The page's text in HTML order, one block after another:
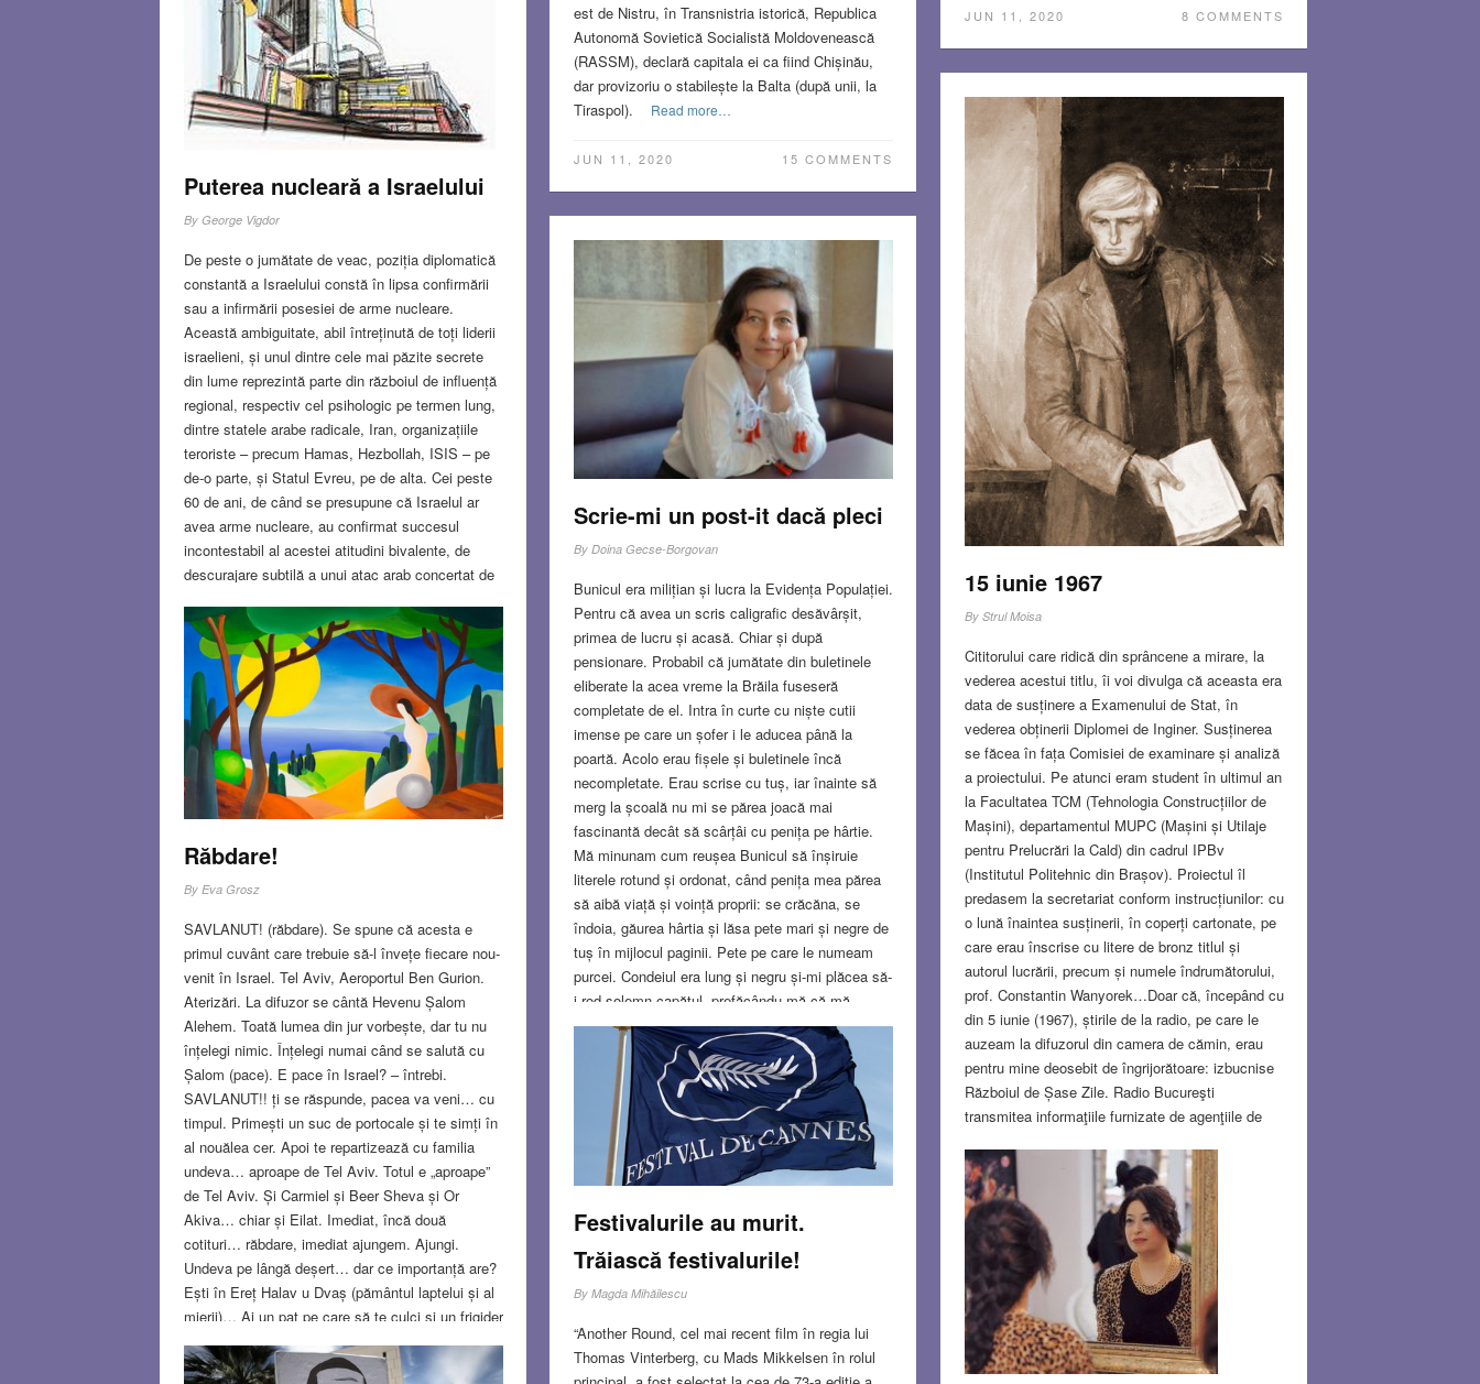
est de Nistru, în Transnistria istorică, Republica
Autonomă Sovietică Socialistă Moldovenească
(RASSM), declară capitala ei ca fiind Chișinău,
dar provizoriu o stabilește la Balta (după unii, la
Tiraspol).
Read more…
JUN 11, 2020 15 COMMENTS
JUN 11, 2020 8 COMMENTS
JUN 11, 2020
Puterea nucleară a Israelului
By George Vigdor
De peste o jumătate de veac, poziția diplomatică
constantă a Israelului constă în lipsa confirmării
sau a infirmării posesiei de arme nucleare.
Această ambiguitate, abil întreținută de toți liderii
israelieni, și unul dintre cele mai păzite secrete
din lume reprezintă parte din războiul de influență
regional, respectiv cel psihologic pe termen lung,
dintre statele arabe radicale, Iran, organizațiile
teroriste – precum Hamas, Hezbollah, ISIS – pe
de-o parte, și Statul Evreu, pe de alta. Cei peste
60 de ani, de când se presupune că Israelul ar
avea arme nucleare, au confirmat succesul
incontestabil al acestei atitudini bivalente, de
descurajare subtilă a unui atac arab concertat de
distrugere în masă, orchestrat de organizații
teroriste. Conform experților nucleari, Israelul
posedă la ora actuală circa 80-90 de focoase
nucleare, dar dispune de suficient material
nuclear fisionabil pentru circa 200 de focoase
nucleare
Read more…
JUN 11, 2020 1 COMMENT
15 iunie 1967
By Strul Moisa
Cititorului care ridică din sprâncene a mirare, la
vederea acestui titlu, îi voi divulga că aceasta era
data de susținere a Examenului de Stat, în
vederea obținerii Diplomei de Inginer. Susținerea
se făcea în fața Comisiei de examinare și analiză
a proiectului. Pe atunci eram student în ultimul an
la Facultatea TCM (Tehnologia Construcțiilor de
Mașini), departamentul MUPC (Mașini și Utilaje
pentru Prelucrări la Cald) din cadrul IPBv
(Institutul Politehnic din Brașov). Proiectul îl
predasem la secretariat conform instrucțiunilor: cu
o lună înaintea susținerii, în coperți cartonate, pe
care erau înscrise cu litere de bronz titlul și
autorul lucrării, precum și numele îndrumătorului,
prof. Constantin Wanyorek…Doar că, începând cu
din 5 iunie (1967), știrile de la radio, pe care le
auzeam la difuzorul din camera de cămin, erau
pentru mine deosebit de îngrijorătoare: izbucnise
Războiul de Șase Zile. Radio Bucureşti
transmitea informaţiile furnizate de agenţiile de
Siria), conform cărora forțele lor armate se
îndreaptă din trei direcții diferite către Tel-Aviv,
Ierusalim și Haifa. În paralel, Uniunea Sovietică și
statele socialiste satelite, care sprijineau alianța
statelor arabe, rupeau rând pe rând relațiile
diplomatice cu Israelul; România încă nu o
anunțase. Situația părea un dezastru total:
simțeam că sloganul “aruncaţi-i pe evrei în mare”,
începea să capete contur… În ceea ce mă
Scrie-mi un post-it dacă pleci
By Doina Gecse-Borgovan
Bunicul era milițian și lucra la Evidența Populației.
Pentru că avea un scris caligrafic desăvârșit,
primea de lucru și acasă. Chiar și după
pensionare. Probabil că jumătate din buletinele
eliberate la acea vreme la Brăila fuseseră
completate de el. Intra în curte cu niște cutii
imense pe care un șofer i le aducea până la
poartă. Acolo erau fișele și buletinele încă
necompletate. Erau scrise cu tuș, iar înainte să
merg la școală nu mi se părea joacă mai
fascinantă decât să scârțâi cu penița pe hârtie.
Mă minunam cum reușea Bunicul să înșiruie
literele rotund și ordonat, când penița mea părea
să aibă viață și voință proprii: se crăcăna, se
îndoia, găurea hârtia și lăsa pete mari și negre de
tuș în mijlocul paginii. Pete pe care le numeam
purcei. Condeiul era lung și negru și-mi plăcea să-
i rod solemn capătul, prefăcându-mă că mă
gândesc la idei complicate pe care să le aștern
pe hârtie. După ce am început să merg la școală,
scrisul nu mi s-a mai părut deloc distractiv.
Învățătoarea mă certa permanent că scriu urât, iar
acasă părinții erau uimiți.
Read more…
JUN 11, 2020 3 COMMENTS
Răbdare!
By Eva Grosz
SAVLANUT! (răbdare). Se spune că acesta e
primul cuvânt care trebuie să-l învețe fiecare nou-
venit în Israel. Tel Aviv, Aeroportul Ben Gurion.
Aterizări. La difuzor se cântă Hevenu Șalom
Alehem. Toată lumea din jur vorbește, dar tu nu
înțelegi nimic. Înțelegi numai când se salută cu
Șalom (pace). E pace în Israel? – întrebi.
SAVLANUT!! ți se răspunde, pacea va veni… cu
timpul. Primești un suc de portocale și te simți în
al nouălea cer. Apoi te repartizează cu familia
undeva… aproape de Tel Aviv. Totul e „aproape”
de Tel Aviv. Și Carmiel și Beer Sheva și Or
Akiva… chiar și Eilat. Imediat, încă două
cotituri… răbdare, imediat ajungem. Ajungi.
Undeva pe lângă deșert… dar ce importanță are?
Ești în Ereț Halav u Dvaș (pământul laptelui și al
mierii)… Ai un pat pe care să te culci și un frigider
în care vei avea ce pune… Deocamdată nu ai,
dar răbdare, asta nu merge așa, cu una cu două.
Festivalurile au murit.
Trăiască festivalurile!
By Magda Mihăilescu
“Another Round, cel mai recent film în regia lui
Thomas Vinterberg, cu Mads Mikkelsen în rolul